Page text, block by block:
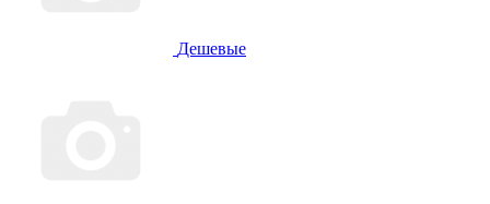
Дешевые